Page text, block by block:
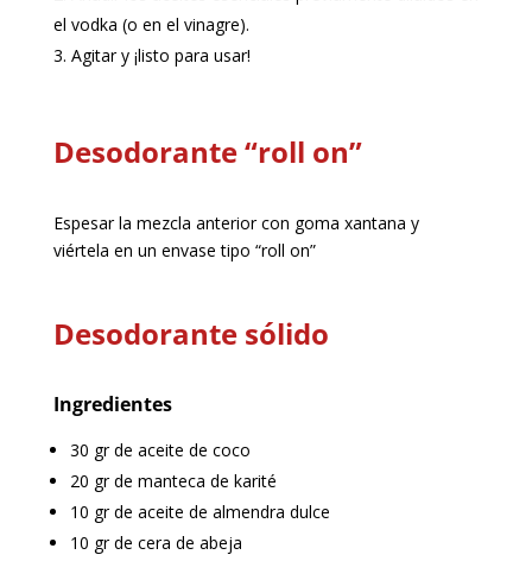
el vodka (o en el vinagre).
Agitar y ¡listo para usar!
Desodorante “roll on”
Espesar la mezcla anterior con goma xantana y
viértela en un envase tipo “roll on”
Desodorante sólido
Ingredientes
30 gr de aceite de coco
20 gr de manteca de karité
10 gr de aceite de almendra dulce
10 gr de cera de abeja